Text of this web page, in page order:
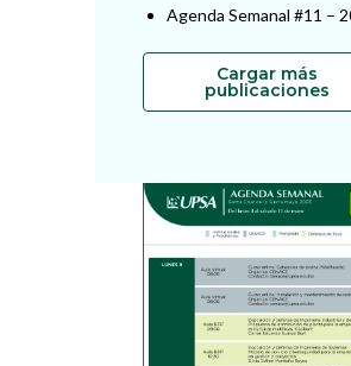
Agenda Semanal #11 –
Cargar más
publicaciones